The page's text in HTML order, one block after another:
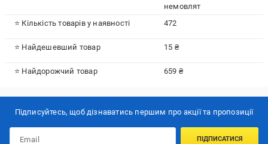
немовлят
⭐ Кількість товарів у наявності
472
⭐ Найдешевший товар 15 ₴
⭐ Найдорожчий товар 659 ₴
Підписуйтесь, щоб дізнаватись першим про акції та пропозиції
ПІДПИСАТИСЯ